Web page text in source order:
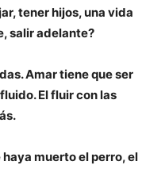
tener hijos, una vida
salir adelante?
Amar tiene que ser
El fluir con las
muerto el perro, el